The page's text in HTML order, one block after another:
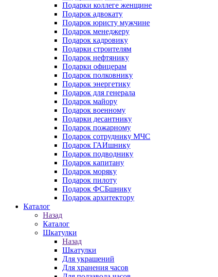
Подарки коллеге женщине
Подарок адвокату
Подарок юристу мужчине
Подарок менеджеру
Подарок кадровику
Подарки строителям
Подарок нефтянику
Подарки офицерам
Подарок полковнику
Подарок энергетику
Подарок для генерала
Подарок майору
Подарок военному
Подарки десантнику
Подарок пожарному
Подарок сотруднику МЧС
Подарок ГАИшнику
Подарок подводнику
Подарок капитану
Подарок моряку
Подарок пилоту
Подарок ФСБшнику
Подарок архитектору
Каталог
Назад
Каталог
Шкатулки
Назад
Шкатулки
Для украшений
Для хранения часов